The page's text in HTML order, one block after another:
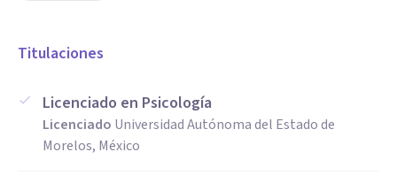
Titulaciones
Licenciado en Psicología
Licenciado Universidad Autónoma del Estado de
Morelos, México